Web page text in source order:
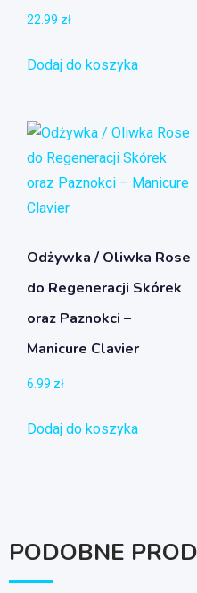
22.99 zł
Dodaj do koszyka
Odżywka / Oliwka Rose
do Regeneracji Skórek
oraz Paznokci –
Manicure Clavier
6.99 zł
Dodaj do koszyka
PODOBNE